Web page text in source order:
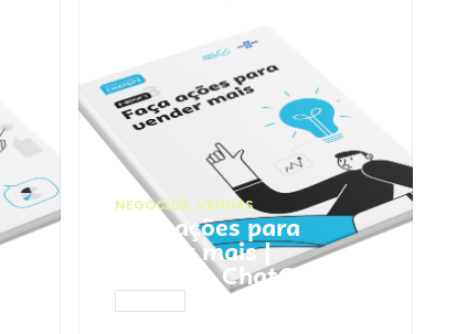
NEGÓCIOS, VENDAS
Faça ações para
vender mais |
Prompts ChatGPT